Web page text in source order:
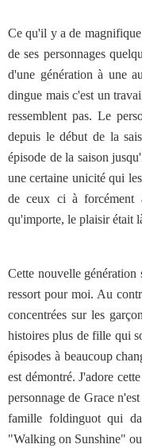
Ce qu'il y a de
de ses personnages
d'une génération à une
dingue mais c'est un
ressemblent pas. Le
depuis le début de la
épisode de la saison
une certaine unicité qui
de ceux ci à forcément
qu'importe, le plaisir était
Cette nouvelle génération
ressort pour moi. Au
concentrées sur les
histoires plus de fille qui
épisodes à beaucoup
est démontré. J'adore
personnage de Grace
famille foldinguot qui
"Walking on Sunshine"